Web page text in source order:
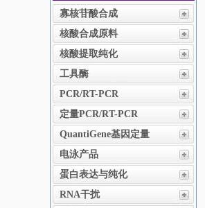
寡核苷酸合成
核酸合成原料
核酸提取纯化
工具酶
PCR/RT-PCR
定量PCR/RT-PCR
QuantiGene基因定量
电泳产品
蛋白表达与纯化
RNA干扰